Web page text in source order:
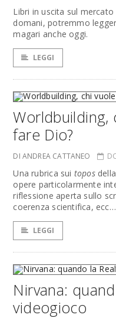
Libri in uscita sul
domani, potremmo
magari anche oggi.
LEGGI
Worldbuilding,
fare Dio?
DI ANDREA CATTANEO
Una rubrica sui topos
opere particolarmente
riflessione aperta sullo
coerenza scientifica,
LEGGI
Nirvana:
videogioco